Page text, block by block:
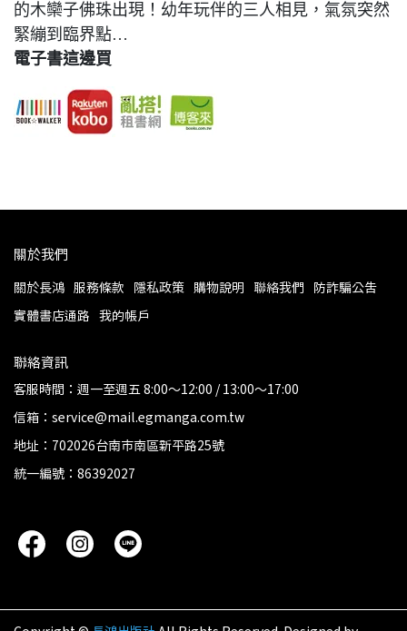
的木欒子佛珠出現！幼年玩伴的三人相見，氣氛突然
緊繃到臨界點…
電子書這邊買
關於我們
關於長鴻 服務條款 隱私政策 購物說明 聯絡我們 防詐騙公告
實體書店通路 我的帳戶
聯絡資訊
客服時間：週一至週五 8:00～12:00 / 13:00～17:00
信箱：service@mail.egmanga.com.tw
地址：702026台南市南區新平路25號
統一編號：86392027